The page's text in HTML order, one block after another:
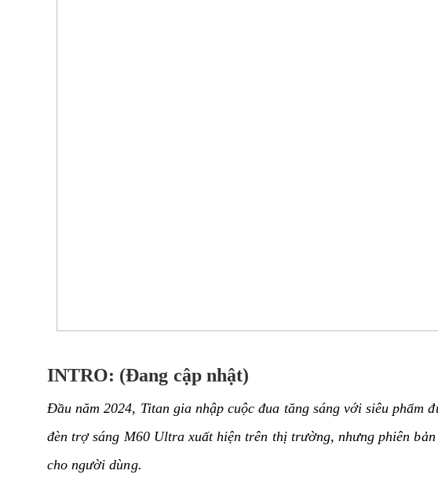
INTRO: (Đang cập nhật)
Đầu năm 2024, Titan gia nhập cuộc đua tăng sáng với siêu
đèn trợ sáng M60 Ultra xuất hiện trên thị trường, nhưng phiên
cho người dùng.